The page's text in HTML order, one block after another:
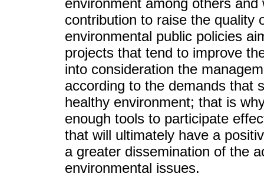
environment among others
contribution to raise the quality
environmental public policies
projects that tend to improve
into consideration the
according to the demands that
healthy environment; that is
enough tools to participate
that will ultimately have a
a greater dissemination of the
environmental issues.